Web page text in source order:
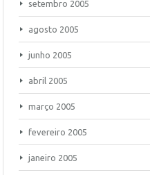
setembro 2005
agosto 2005
junho 2005
abril 2005
março 2005
fevereiro 2005
janeiro 2005